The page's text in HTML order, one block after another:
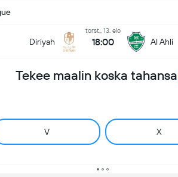
Diriyah
torst., 13. elo
18:00 Al Ahli
Tekee maalin koska tahansa
V X